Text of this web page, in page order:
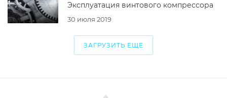
30 июля 2019
Эксплуатация винтового компрессора
ЗАГРУЗИТЬ ЕЩЕ